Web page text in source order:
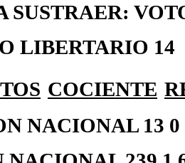
SUSTRAER:
LIBERTARIO 14
COCIENTE
NACIONAL 13 0